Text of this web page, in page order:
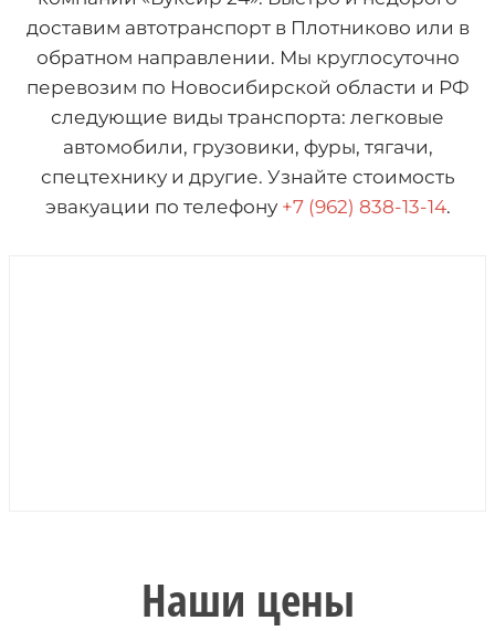
доставим автотранспорт в Плотниково или в
обратном направлении. Мы круглосуточно
перевозим по Новосибирской области и РФ
следующие виды транспорта: легковые
автомобили, грузовики, фуры, тягачи,
спецтехнику и другие. Узнайте стоимость
эвакуации по телефону +7 (962) 838-13-14.
Наши цены